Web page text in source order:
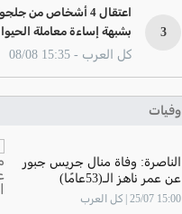
3
اعتقال 4 أشخاص من
بشبهة إساءة معاملة
كل العرب - 15:35 08/08
وفيات
الناصرة: وفاة منال جريس جبور
عن عمر ناهز الـ(53عامًا)
15:00 25/07 | كل العرب